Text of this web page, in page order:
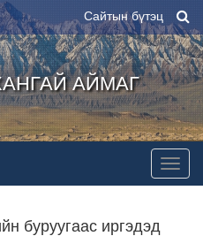
Сайтын бүтэц
АЙМАГ
буруугаас иргэдэд